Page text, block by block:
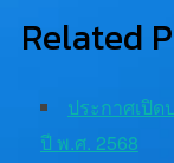
Related
ประกาศเปิ
ปี พ.ศ. 2568